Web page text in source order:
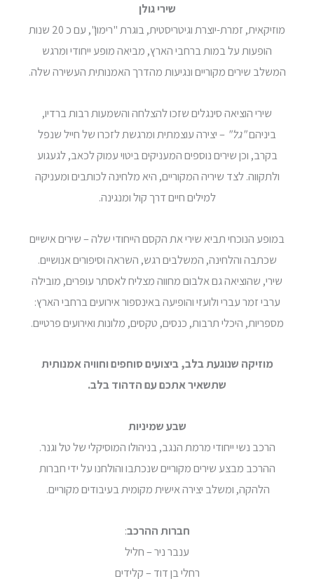
שירי גולן
מוזיקאית, זמרת-יוצרת וגיטריסטית, בוגרת "רימון", עם כ 20 שנות
הופעות על במות ברחבי הארץ, מביאה מופע ייחודי ומרגש
המשלב שירים מקוריים ונגיעות מהדרך האמנותית העשירה שלה.
שירי הוציאה סינגלים שזכו להצלחה והשמעות רבות ברדיו,
ביניהם"גל" – יצירה עוצמתית ומרגשת לזכרו של חייל שנפל
בקרב, וכן שירים נוספים המעניקים ביטוי עמוק לכאב, לגעגוע
ולתקווה. לצד שיריה המקוריים, היא מלחינה לכותבים ומעניקה
למילים חיים דרך קול ומנגינה.
במופע הנוכחי תביא שירי את הקסם הייחודי שלה – שירים אישיים
שכתבה והלחינה, המשלבים רגש, השראה וסיפורים אנושיים.
שירי, שהוציאה גם אלבום מחווה מצליח לאסתר עופרים, מובילה
ערבי זמר עברי ולועזי והופיעה באינספור אירועים ברחבי הארץ:
מספריות, היכלי תרבות, כנסים, טקסים, מלונות ואירועים פרטיים.
מוזיקה שנוגעת בלב, ביצועים סוחפים וחוויה אמנותית
שתשאיר אתכם עם הדהוד בלב.
שבע שמיניות
הרכב נשי ייחודי מרמת הנגב, בניהולו המוסיקלי של טל וגנר.
ההרכב מבצע שירים מקוריים שנכתבו והולחנו על ידי חברות
הלהקה, ומשלב יצירה אישית מקומית בעיבודים מקוריים.
חברות ההרכב:
ענבר ניר – חליל
רחלי בן דוד – קלידים